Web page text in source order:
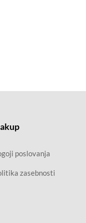
poslovanja
zasebnosti